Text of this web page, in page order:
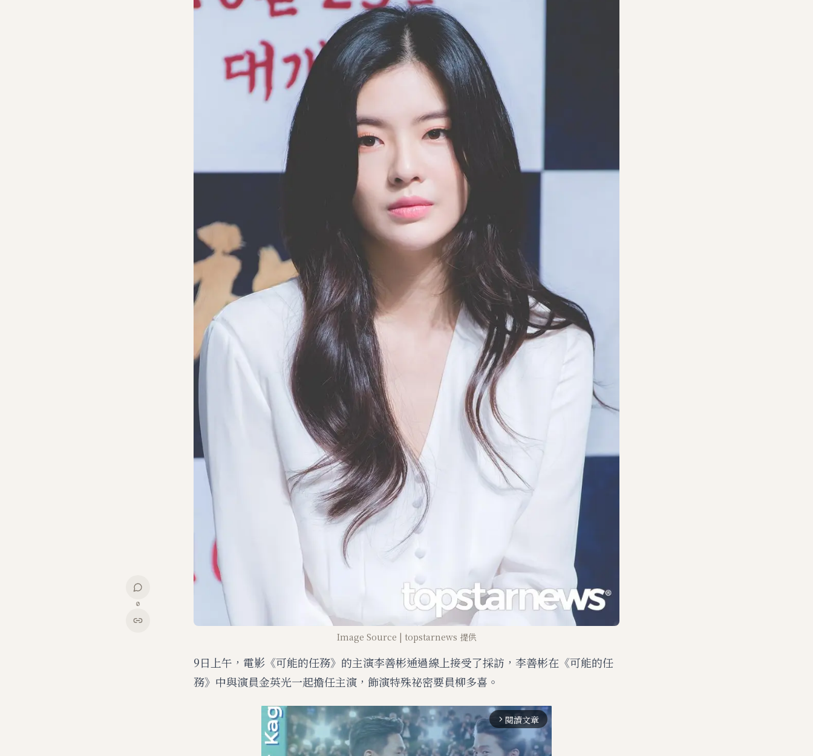
Image Source | topstarnews 提供
9日上午，電影《可能的任務》的主演李善彬通過線上接受了採訪，李善彬在《可能的任
務》中與演員金英光一起擔任主演，飾演特殊祕密要員柳多喜。
arrow_forward_ios 閱讀文章
0